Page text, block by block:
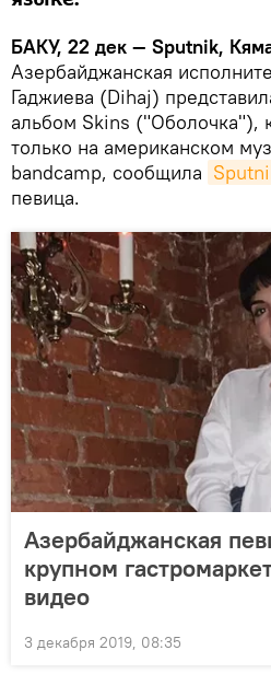
БАКУ, 22 дек — Sputnik,
Азербайджанская
Гаджиева (Dihaj)
альбом Skins ("Оболочка"),
только на американском
bandcamp, сообщила
певица.
Азербайджанская
крупном
видео
3 декабря 2019, 08:35